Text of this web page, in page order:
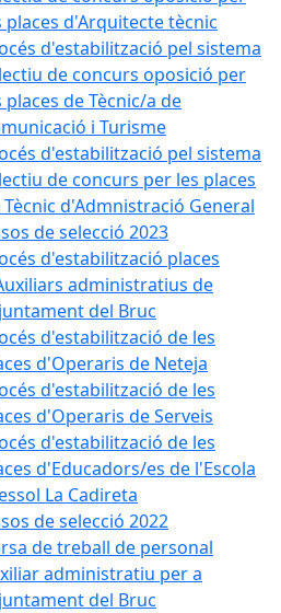
places d'Arquitecte tècnic
d'estabilització pel sistema
de concurs oposició per
places de Tècnic/a de
i Turisme
d'estabilització pel sistema
de concurs per les places
Tècnic d'Admnistració General
de selecció 2023
d'estabilització places
administratius de
del Bruc
d'estabilització de les
d'Operaris de Neteja
d'estabilització de les
d'Operaris de Serveis
d'estabilització de les
d'Educadors/es de l'Escola
La Cadireta
de selecció 2022
de treball de personal
administratiu per a
del Bruc